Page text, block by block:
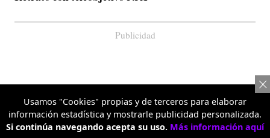
Publicidad
Usamos "Cookies" propias y de terceros para elaborar
información estadística y mostrarle publicidad personalizada.
Si continúa navegando acepta su uso. Más información aquí